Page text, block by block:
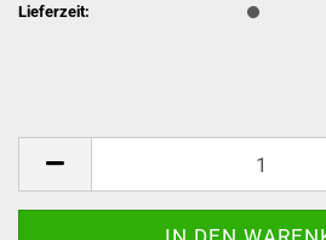
Lieferzeit: